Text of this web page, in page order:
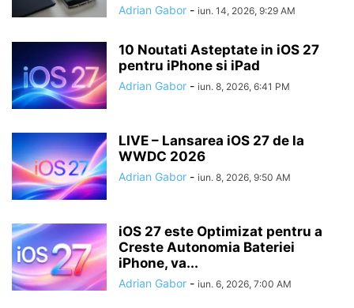
Adrian Gabor - iun. 14, 2026, 9:29 AM
10 Noutati Asteptate in iOS 27
pentru iPhone si iPad
Adrian Gabor - iun. 8, 2026, 6:41 PM
LIVE – Lansarea iOS 27 de la
WWDC 2026
Adrian Gabor - iun. 8, 2026, 9:50 AM
iOS 27 este Optimizat pentru a
Creste Autonomia Bateriei
iPhone, va...
Adrian Gabor - iun. 6, 2026, 7:00 AM